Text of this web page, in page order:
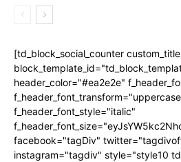
[td_block_social_counter
header_color="#ea2e2e"
f_header_font_style="italic"
facebook="tagDiv"
instagram="tagdiv" style="style10